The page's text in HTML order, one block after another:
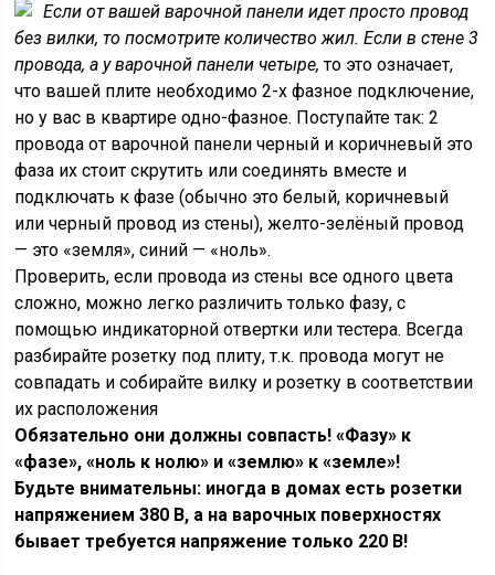
Если от вашей варочной панели идет просто провод
без вилки, то посмотрите количество жил. Если в стене 3
провода, а у варочной панели четыре, то это означает,
что вашей плите необходимо 2-х фазное подключение,
но у вас в квартире одно-фазное. Поступайте так: 2
провода от варочной панели черный и коричневый это
фаза их стоит скрутить или соединять вместе и
подключать к фазе (обычно это белый, коричневый
или черный провод из стены), желто-зелёный провод
— это «земля», синий — «ноль».
Проверить, если провода из стены все одного цвета
сложно, можно легко различить только фазу, с
помощью индикаторной отвертки или тестера. Всегда
разбирайте розетку под плиту, т.к. провода могут не
совпадать и собирайте вилку и розетку в соответствии
их расположения
Обязательно они должны совпасть! «Фазу» к
«фазе», «ноль к нолю» и «землю» к «земле»!
Будьте внимательны: иногда в домах есть розетки
напряжением 380 В, а на варочных поверхностях
бывает требуется напряжение только 220 В!